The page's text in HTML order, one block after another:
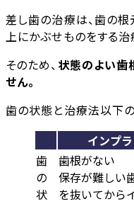
差し歯の治療は、歯の根
上にかぶせものをする治
そのため、 状態のよい歯
せん。
歯の状態と治療法以下の
インプ
歯
の
状
歯根がない
保存が難しい
を抜いてから